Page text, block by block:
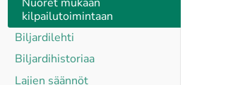
kilpailutoimintaan
Biljardilehti
Biljardihistoriaa
Lajien säännöt